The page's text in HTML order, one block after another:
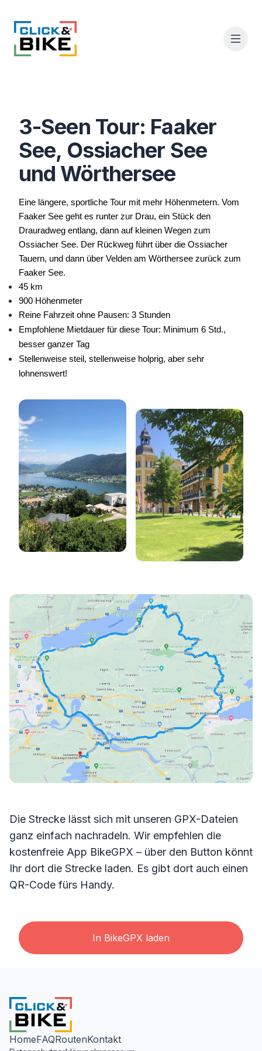
3-Seen Tour: Faaker
See, Ossiacher See
und Wörthersee
Eine längere, sportliche Tour mit mehr Höhenmetern. Vom
Faaker See geht es runter zur Drau, ein Stück den
Drauradweg entlang, dann auf kleinen Wegen zum
Ossiacher See. Der Rückweg führt über die Ossiacher
Tauern, und dann über Velden am Wörthersee zurück zum
Faaker See.
45 km
900 Höhenmeter
Reine Fahrzeit ohne Pausen: 3 Stunden
Empfohlene Mietdauer für diese Tour: Minimum 6 Std.,
besser ganzer Tag
Stellenweise steil, stellenweise holprig, aber sehr
lohnenswert!
Die Strecke lässt sich mit unseren GPX-Dateien
ganz einfach nachradeln. Wir empfehlen die
kostenfreie App BikeGPX – über den Button könnt
Ihr dort die Strecke laden. Es gibt dort auch einen
QR-Code fürs Handy.
In BikeGPX laden
HomeFAQRoutenKontakt